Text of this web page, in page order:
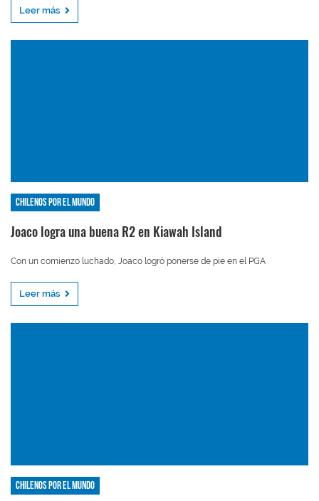
Leer más
Chilenos por el mundo
Joaco logra una buena R2 en Kiawah Island
Con un comienzo luchado, Joaco logró ponerse de pie en el PGA
Leer más
Chilenos por el mundo